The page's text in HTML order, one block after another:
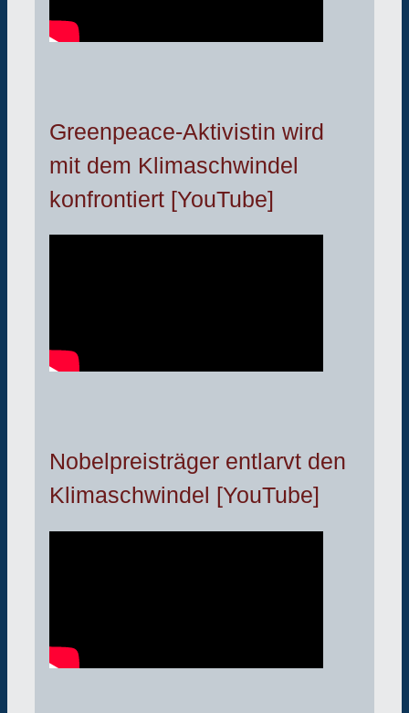
Greenpeace-Aktivistin wird
mit dem Klimaschwindel
konfrontiert [YouTube]
Nobelpreisträger entlarvt den
Klimaschwindel [YouTube]